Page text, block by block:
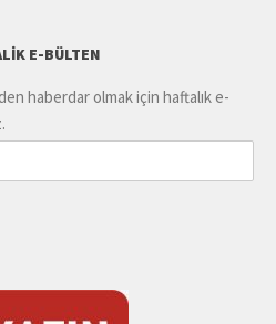
E-BÜLTEN
haberdar olmak için haftalık e-